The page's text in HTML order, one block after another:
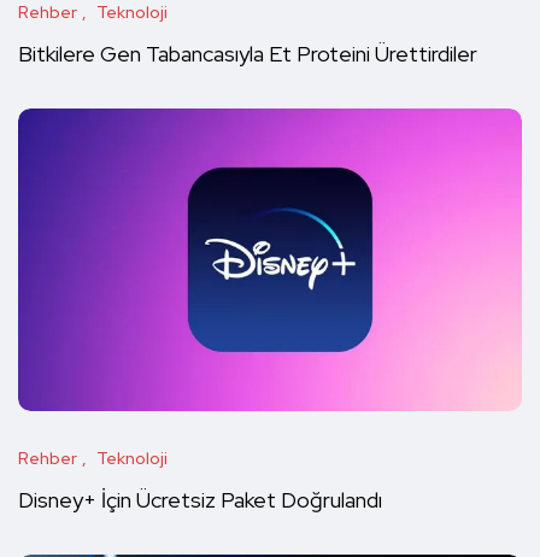
Rehber Teknoloji
Bitkilere Gen Tabancasıyla Et Proteini Ürettirdiler
Rehber Teknoloji
Disney+ İçin Ücretsiz Paket Doğrulandı